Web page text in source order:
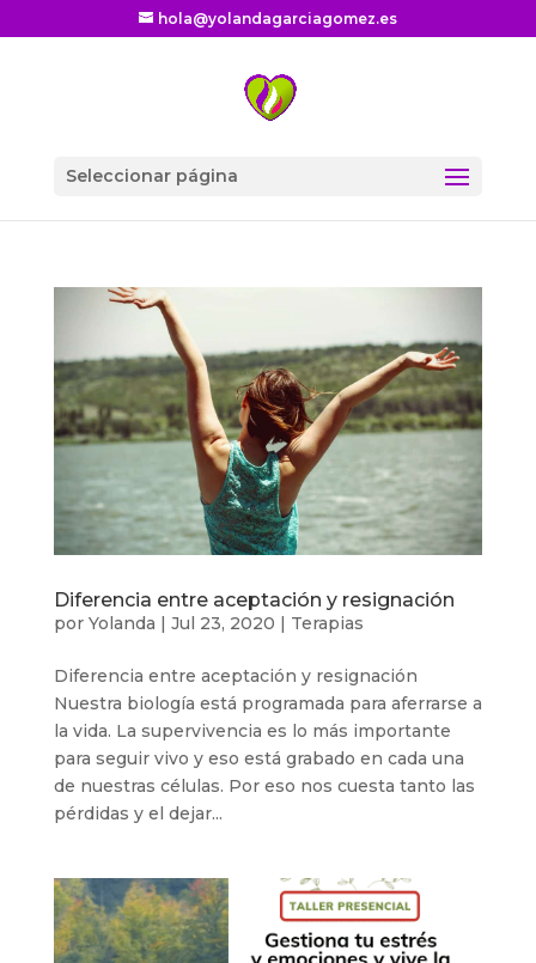
hola@yolandagarciagomez.es
Seleccionar página
Diferencia entre aceptación y resignación
por Yolanda | Jul 23, 2020 | Terapias
Diferencia entre aceptación y resignación
Nuestra biología está programada para aferrarse a
la vida. La supervivencia es lo más importante
para seguir vivo y eso está grabado en cada una
de nuestras células. Por eso nos cuesta tanto las
pérdidas y el dejar...